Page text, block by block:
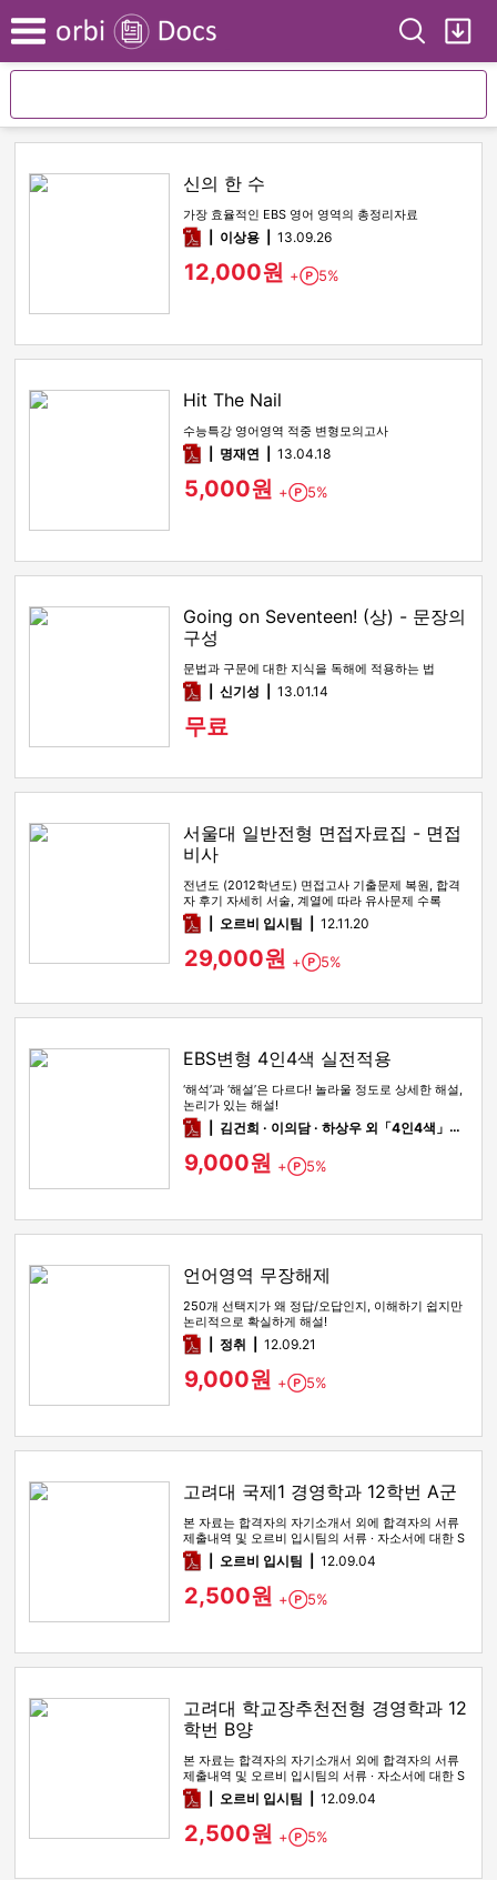
Menu Search
신의 한 수
가장 효율적인 EBS 영어 영역의 총정리자료
pdf이상용 13.09.26
12,000원 + Point
5%
Hit The Nail
수능특강 영어영역 적중 변형모의고사
pdf명재연 13.04.18
5,000원 + Point
5%
Going on Seventeen! (상) - 문장의
구성
문법과 구문에 대한 지식을 독해에 적용하는 법
pdf신기성 13.01.14
무료
서울대 일반전형 면접자료집 - 면접
비사
전년도 (2012학년도) 면접고사 기출문제 복원, 합격
자 후기 자세히 서술, 계열에 따라 유사문제 수록
pdf오르비 입시팀 12.11.20
29,000원 + Point
5%
EBS변형 4인4색 실전적용
‘해석’과 ‘해설’은 다르다! 놀라울 정도로 상세한 해설,
논리가 있는 해설!
pdf김건희 · 이의담 · 하상우 외「4인4색」팀
9,000원 + Point
5%
언어영역 무장해제
250개 선택지가 왜 정답/오답인지, 이해하기 쉽지만
논리적으로 확실하게 해설!
pdf정취 12.09.21
9,000원 + Point
5%
고려대 국제1 경영학과 12학번 A군
본 자료는 합격자의 자기소개서 외에 합격자의 서류
제출내역 및 오르비 입시팀의 서류 · 자소서에 대한 S
WOT 분석이 포함돼 …
pdf오르비 입시팀 12.09.04
2,500원 + Point
5%
고려대 학교장추천전형 경영학과 12
학번 B양
본 자료는 합격자의 자기소개서 외에 합격자의 서류
제출내역 및 오르비 입시팀의 서류 · 자소서에 대한 S
WOT 분석이 포함돼 …
pdf오르비 입시팀 12.09.04
2,500원 + Point
5%